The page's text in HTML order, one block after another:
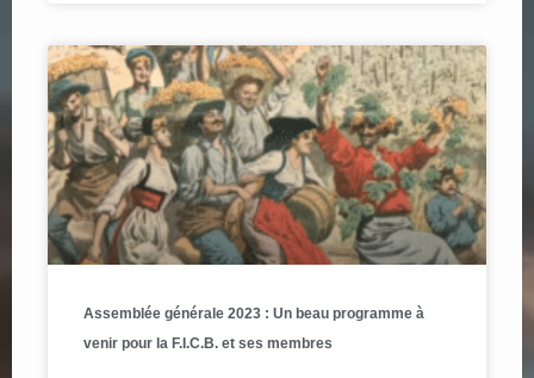
Assemblée générale 2023 : Un beau programme à
venir pour la F.I.C.B. et ses membres